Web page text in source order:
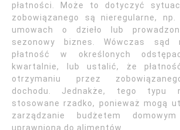
płatności. Może to dotyczyć
zobowiązanego są nieregularne,
umowach o dzieło lub
sezonowy biznes. Wówczas sąd
płatność w określonych
kwartalnie, lub ustalić, że
otrzymaniu przez
dochodu. Jednakże, tego typu
stosowane rzadko, ponieważ mogą
zarządzanie budżetem
uprawnioną do alimentów.